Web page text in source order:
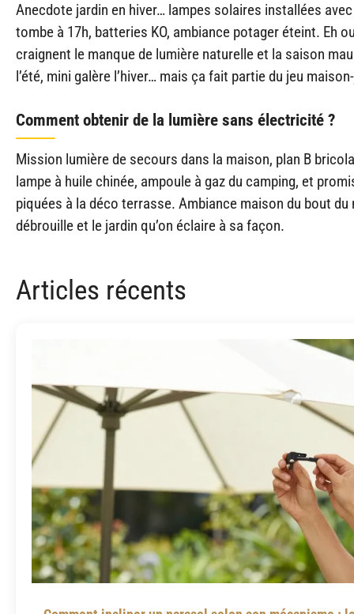
Anecdote jardin en hiver… lampes solaires installées
tombe à 17h, batteries KO, ambiance potager éteint. Eh
craignent le manque de lumière naturelle et la saison
l’été, mini galère l’hiver… mais ça fait partie du jeu
Comment obtenir de la lumière sans électricité ?
Mission lumière de secours dans la maison, plan B
lampe à huile chinée, ampoule à gaz du camping, et
piquées à la déco terrasse. Ambiance maison du bout
débrouille et le jardin qu’on éclaire à sa façon.
Articles récents